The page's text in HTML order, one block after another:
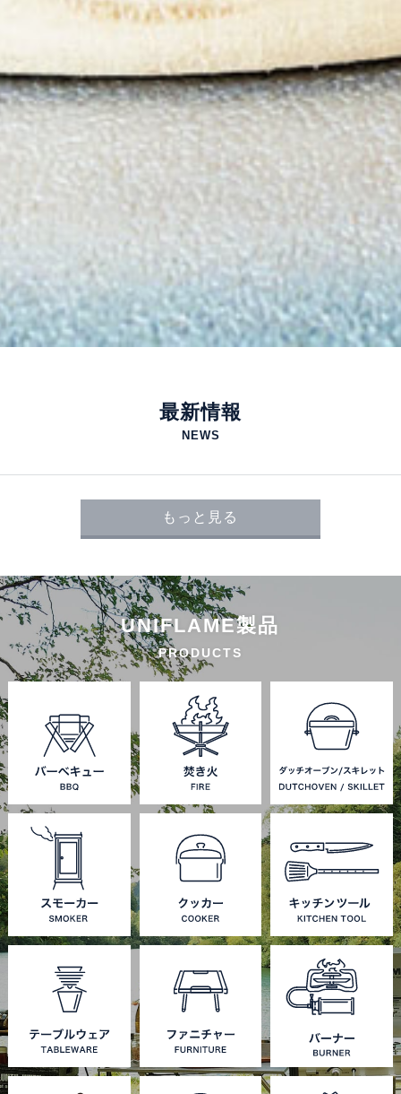
最新情報
NEWS
もっと見る
UNIFLAME製品
PRODUCTS